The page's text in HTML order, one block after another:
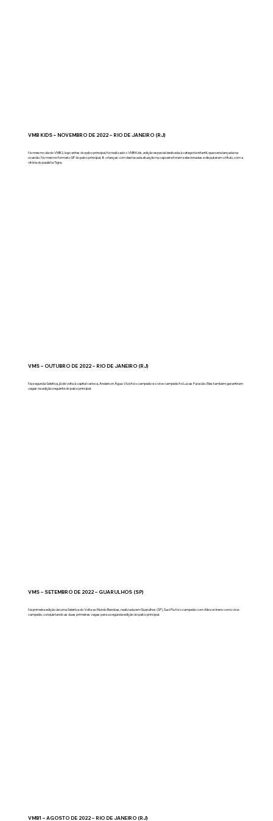
VMB KIDS – NOVEMBRO DE 2022 – RIO DE JANEIRO (RJ)
No mesmo dia do VMB2, logo antes do palco principal, foi realizado o VMB Kids, edição especial dedicada à categoria infantil, que seria lançada na
ocasião. No mesmo formato GP do palco principal, 8 crianças com destacada atuação na capoeira foram selecionadas e disputaram o título, com a
vitória do paulista Tigre.
VMS – OUTUBRO DE 2022 – RIO DE JANEIRO (RJ)
Na segunda Seletiva, já de volta à capital carioca, Anderson Água-Viva foi o campeão e o vice-campeão foi Lucas Furacão. Eles também garantiram
vagas na edição seguinte do palco principal.
VMS – SETEMBRO DE 2022 – GUARULHOS (SP)
Na primeira edição de uma Seletiva do Volta ao Mundo Bambas, realizada em Guarulhos (SP), Saci Fiu foi o campeão com Alisson Ireno como vice-
campeão, conquistando as duas primeiras vagas para a segunda edição do palco principal.
VMB1 – AGOSTO DE 2022 – RIO DE JANEIRO (RJ)